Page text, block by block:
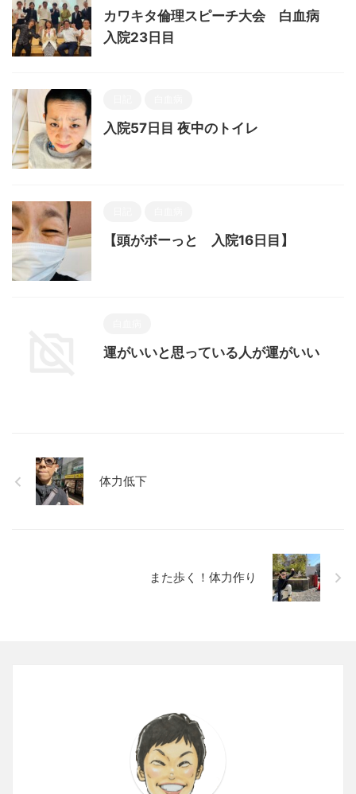
カワキタ倫理スピーチ大会 白血病
入院23日目
入院57日目 夜中のトイレ
【頭がボーっと 入院16日目】
運がいいと思っている人が運がいい
体力低下
また歩く！体力作り